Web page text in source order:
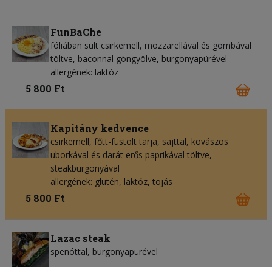
FunBaChe
fóliában sült csirkemell, mozzarellával és gombával
töltve, baconnal göngyölve, burgonyapürével
allergének: laktóz
5 800 Ft
Kapitány kedvence
csirkemell, főtt-füstölt tarja, sajttal, kovászos
uborkával és darát erős paprikával töltve,
steakburgonyával
allergének: glutén, laktóz, tojás
5 800 Ft
Lazac steak
spenóttal, burgonyapürével